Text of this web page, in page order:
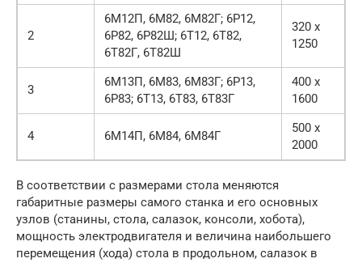
2
6М12П, 6М82, 6М82Г; 6Р12,
6Р82, 6Р82Ш; 6Т12, 6Т82,
6Т82Г, 6Т82Ш
320 х
1250
3
6М13П, 6М83, 6М83Г; 6Р13,
6Р83; 6Т13, 6Т83, 6Т83Г
400 х
1600
4 6М14П, 6М84, 6М84Г
500 х
2000
В соответствии с размерами стола меняются
габаритные размеры самого станка и его основных
узлов (станины, стола, салазок, консоли, хобота),
мощность электродвигателя и величина наибольшего
перемещения (хода) стола в продольном, салазок в